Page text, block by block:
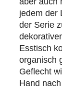
jedem der
der Serie
Esstisch
organisch
Geflecht
Hand